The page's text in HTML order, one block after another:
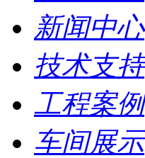
新闻中心
技术支持
工程案例
车间展示